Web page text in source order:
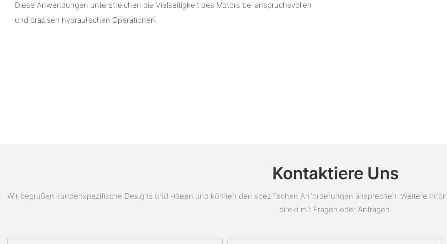
Diese Anwendungen unterstreichen die Vielseitigkeit des Motors bei anspruchsvollen
und präzisen hydraulischen Operationen.
Kontaktiere Uns
Wir begrüßen kundenspezifische Designs und -ideen und können den spezifischen Anforderungen ansprechen. Weitere
direkt mit Fragen oder Anfragen.